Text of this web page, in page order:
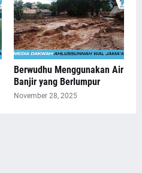
Berwudhu Menggunakan Air
Banjir yang Berlumpur
November 28, 2025